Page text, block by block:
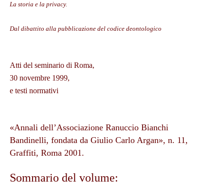
La storia e la privacy.
Dal dibattito alla pubblicazione del codice deontologico
Atti del seminario di Roma,
30 novembre 1999,
e testi normativi
«Annali dell’Associazione Ranuccio Bianchi
Bandinelli, fondata da Giulio Carlo Argan», n. 11,
Graffiti, Roma 2001.
Sommario del volume: